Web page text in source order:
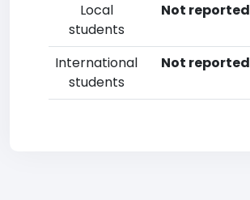
Local
students
Not reported
International
students
Not reported